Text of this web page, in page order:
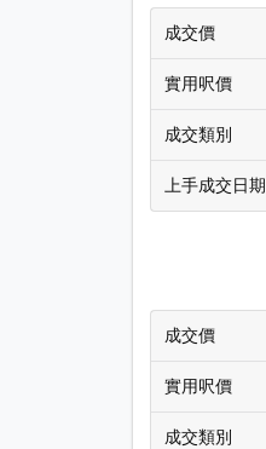
成交價
實用呎價
成交類別
上手成交日期
成交價
實用呎價
成交類別